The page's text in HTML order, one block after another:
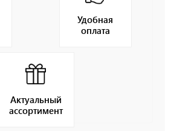
Удобная
оплата
Актуальный
ассортимент